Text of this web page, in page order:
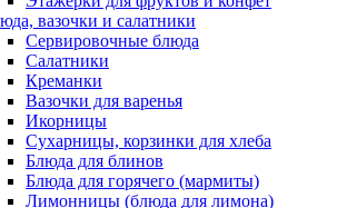
вазочки и салатники
Сервировочные блюда
Салатники
Креманки
Вазочки для варенья
Икорницы
Сухарницы, корзинки для хлеба
Блюда для блинов
Блюда для горячего (мармиты)
Лимонницы (блюда для лимона)